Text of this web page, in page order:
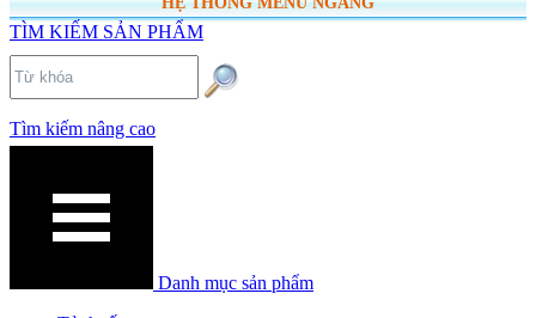
TÌM KIẾM SẢN PHẨM
Tìm kiếm nâng cao
Danh mục sản phẩm